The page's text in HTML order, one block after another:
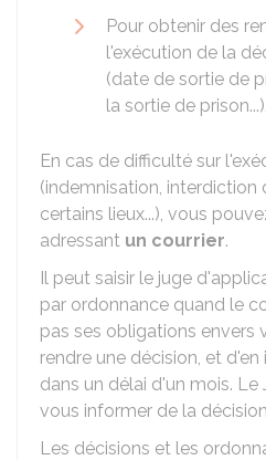
Pour obtenir des
l'exécution de la
(date de sortie de
la sortie de prison...).
En cas de difficulté sur
(indemnisation, interdiction
certains lieux...), vous
adressant un courrier.
Il peut saisir le juge
par ordonnance quand le
pas ses obligations envers
rendre une décision, et d'en
dans un délai d'un mois. Le
vous informer de la
Les décisions et les